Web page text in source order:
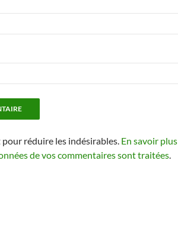
réduire les indésirables. En savoir plus
de vos commentaires sont traitées.